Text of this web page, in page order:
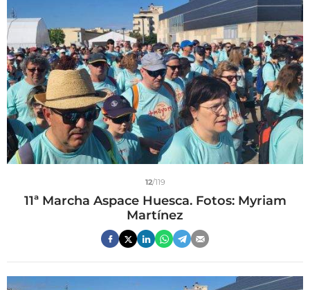
12/119
11ª Marcha Aspace Huesca. Fotos: Myriam
Martínez